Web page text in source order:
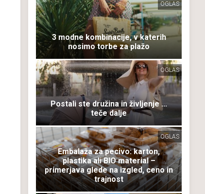
OGLAS
3 modne kombinacije, v katerih
nosimo torbe za plažo
OGLAS
Postali ste družina in življenje ...
teče dalje
OGLAS
Embalaža za pecivo: karton,
plastika ali BIO material –
primerjava glede na izgled, ceno in
trajnost